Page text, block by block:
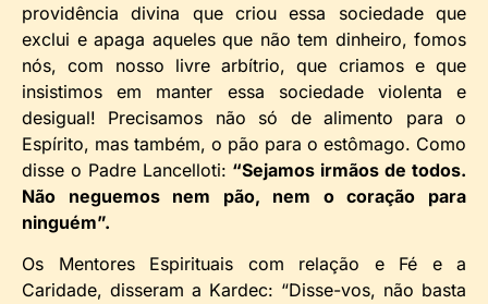
providência divina que criou essa sociedade que
exclui e apaga aqueles que não tem dinheiro, fomos
nós, com nosso livre arbítrio, que criamos e que
insistimos em manter essa sociedade violenta e
desigual! Precisamos não só de alimento para o
Espírito, mas também, o pão para o estômago. Como
disse o Padre Lancelloti: “Sejamos irmãos de todos.
Não neguemos nem pão, nem o coração para
ninguém”.
Os Mentores Espirituais com relação e Fé e a
Caridade, disseram a Kardec: “Disse-vos, não basta